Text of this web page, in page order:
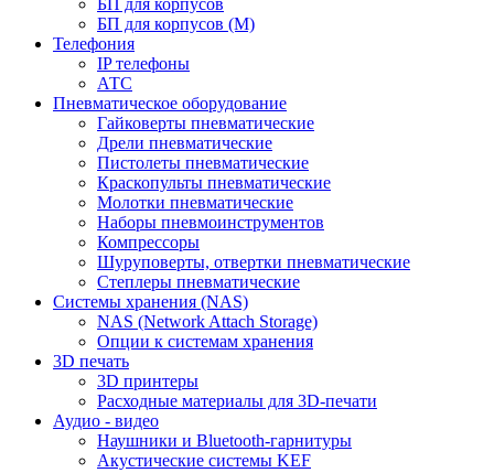
БП для корпусов (М)
Телефония
IP телефоны
АТС
Пневматическое оборудование
Гайковерты пневматические
Дрели пневматические
Пистолеты пневматические
Краскопульты пневматические
Молотки пневматические
Наборы пневмоинструментов
Компрессоры
Шуруповерты, отвертки пневматические
Степлеры пневматические
Cистемы хранения (NAS)
NAS (Network Attach Storage)
Опции к системам хранения
3D печать
3D принтеры
Расходные материалы для 3D-печати
Аудио - видео
Наушники и Bluetooth-гарнитуры
Акустические системы KEF